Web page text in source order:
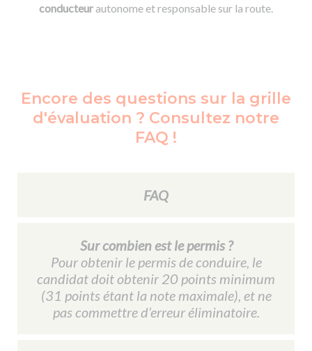
conducteurautonome et responsable sur la route.
Encore des questions sur la grille
d'évaluation ? Consultez notre
FAQ !
FAQ
Sur combien est le permis ?
Pour obtenir le permis de conduire, le
candidat doit obtenir 20 points minimum
(31 points étant la note maximale), et ne
pas commettre d’erreur éliminatoire.